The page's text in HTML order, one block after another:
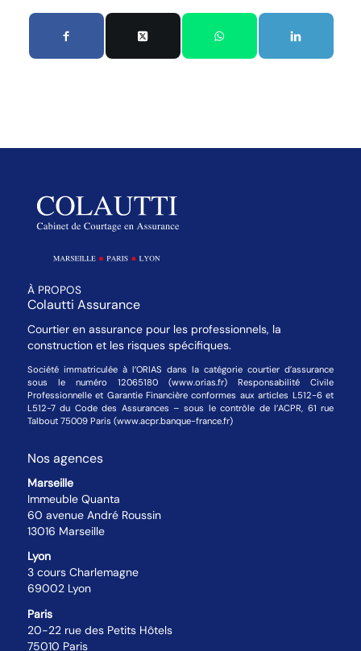
À PROPOS
Colautti Assurance
Courtier en assurance pour les professionnels, la
construction et les risques spécifiques.
Société immatriculée à l’ORIAS dans la catégorie courtier d’assurance
sous le numéro 12065180 (www.orias.fr) Responsabilité Civile
Professionnelle et Garantie Financière conformes aux articles L512-6 et
L512-7 du Code des Assurances – sous le contrôle de l’ACPR, 61 rue
Talbout 75009 Paris (www.acpr.banque-france.fr)
Nos agences
Marseille
Immeuble Quanta
60 avenue André Roussin
13016 Marseille
Lyon
3 cours Charlemagne
69002 Lyon
Paris
20-22 rue des Petits Hôtels
75010 Paris